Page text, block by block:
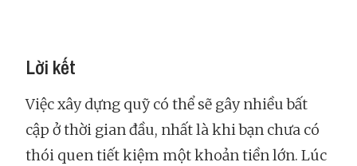
Lời kết
Việc xây dựng quỹ có thể sẽ gây nhiều bất
cập ở thời gian đầu, nhất là khi bạn chưa có
thói quen tiết kiệm một khoản tiền lớn. Lúc